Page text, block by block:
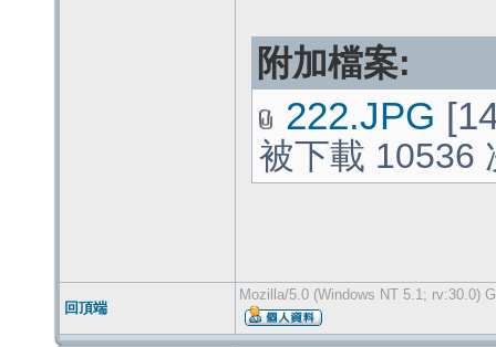
附加檔案:
222.JPG
被下載 10536
回頂端
Mozilla/5.0 (Windows NT 5.1; rv:30.0)